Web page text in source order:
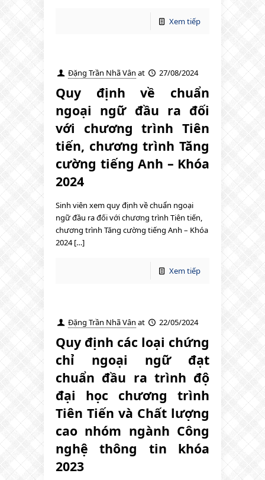
Xem tiếp
Đặng Trần Nhã Vân at 27/08/2024
Quy định về chuẩn
ngoại ngữ đầu ra đối
với chương trình Tiên
tiến, chương trình Tăng
cường tiếng Anh – Khóa
2024
Sinh viên xem quy định về chuẩn ngoại
ngữ đầu ra đối với chương trình Tiên tiến,
chương trình Tăng cường tiếng Anh – Khóa
2024 […]
Xem tiếp
Đặng Trần Nhã Vân at 22/05/2024
Quy định các loại chứng
chỉ ngoại ngữ đạt
chuẩn đầu ra trình độ
đại học chương trình
Tiên Tiến và Chất lượng
cao nhóm ngành Công
nghệ thông tin khóa
2023